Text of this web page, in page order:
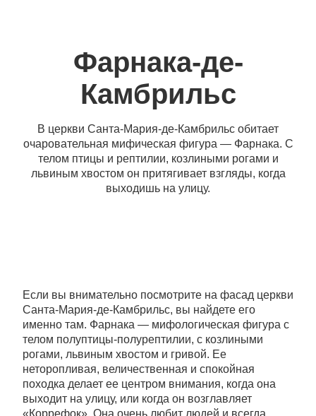
Фарнака-де-
Камбрильс
В церкви Санта-Мария-де-Камбрильс обитает
очаровательная мифическая фигура — Фарнака. С
телом птицы и рептилии, козлиными рогами и
львиным хвостом он притягивает взгляды, когда
выходишь на улицу.
Если вы внимательно посмотрите на фасад церкви
Санта-Мария-де-Камбрильс, вы найдете его
именно там. Фарнака — мифологическая фигура с
телом полуптицы-полурептилии, с козлиными
рогами, львиным хвостом и гривой. Ее
неторопливая, величественная и спокойная
походка делает ее центром внимания, когда она
выходит на улицу, или когда он возглавляет
«Коррефок». Она очень любит людей и всегда